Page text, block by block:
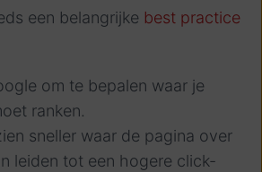
een belangrijke best practice
om te bepalen waar je
ranken.
sneller waar de pagina over
leiden tot een hogere click-